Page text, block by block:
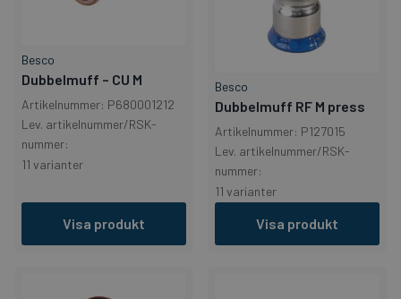
Besco
Dubbelmuff – CU M
Artikelnummer: P680001212
Lev. artikelnummer/RSK-
nummer:
11 varianter
Visa produkt
Besco
Dubbelmuff RF M press
Artikelnummer: P127015
Lev. artikelnummer/RSK-
nummer:
11 varianter
Visa produkt